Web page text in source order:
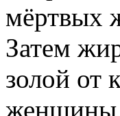
мёртвых
Затем
золой от
женщины